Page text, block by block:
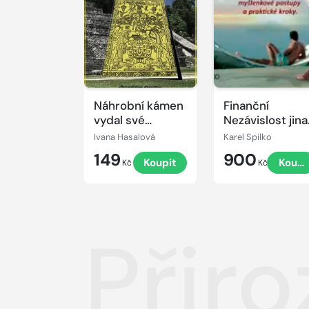
Náhrobní kámen
vydal své
tajemství
Ivana Hasalová
149 Kč Koupit
Finanční
Nezávislost
- styl života,
myšlenkové
postupy a
Karel Spilko
900 Kč Koupit